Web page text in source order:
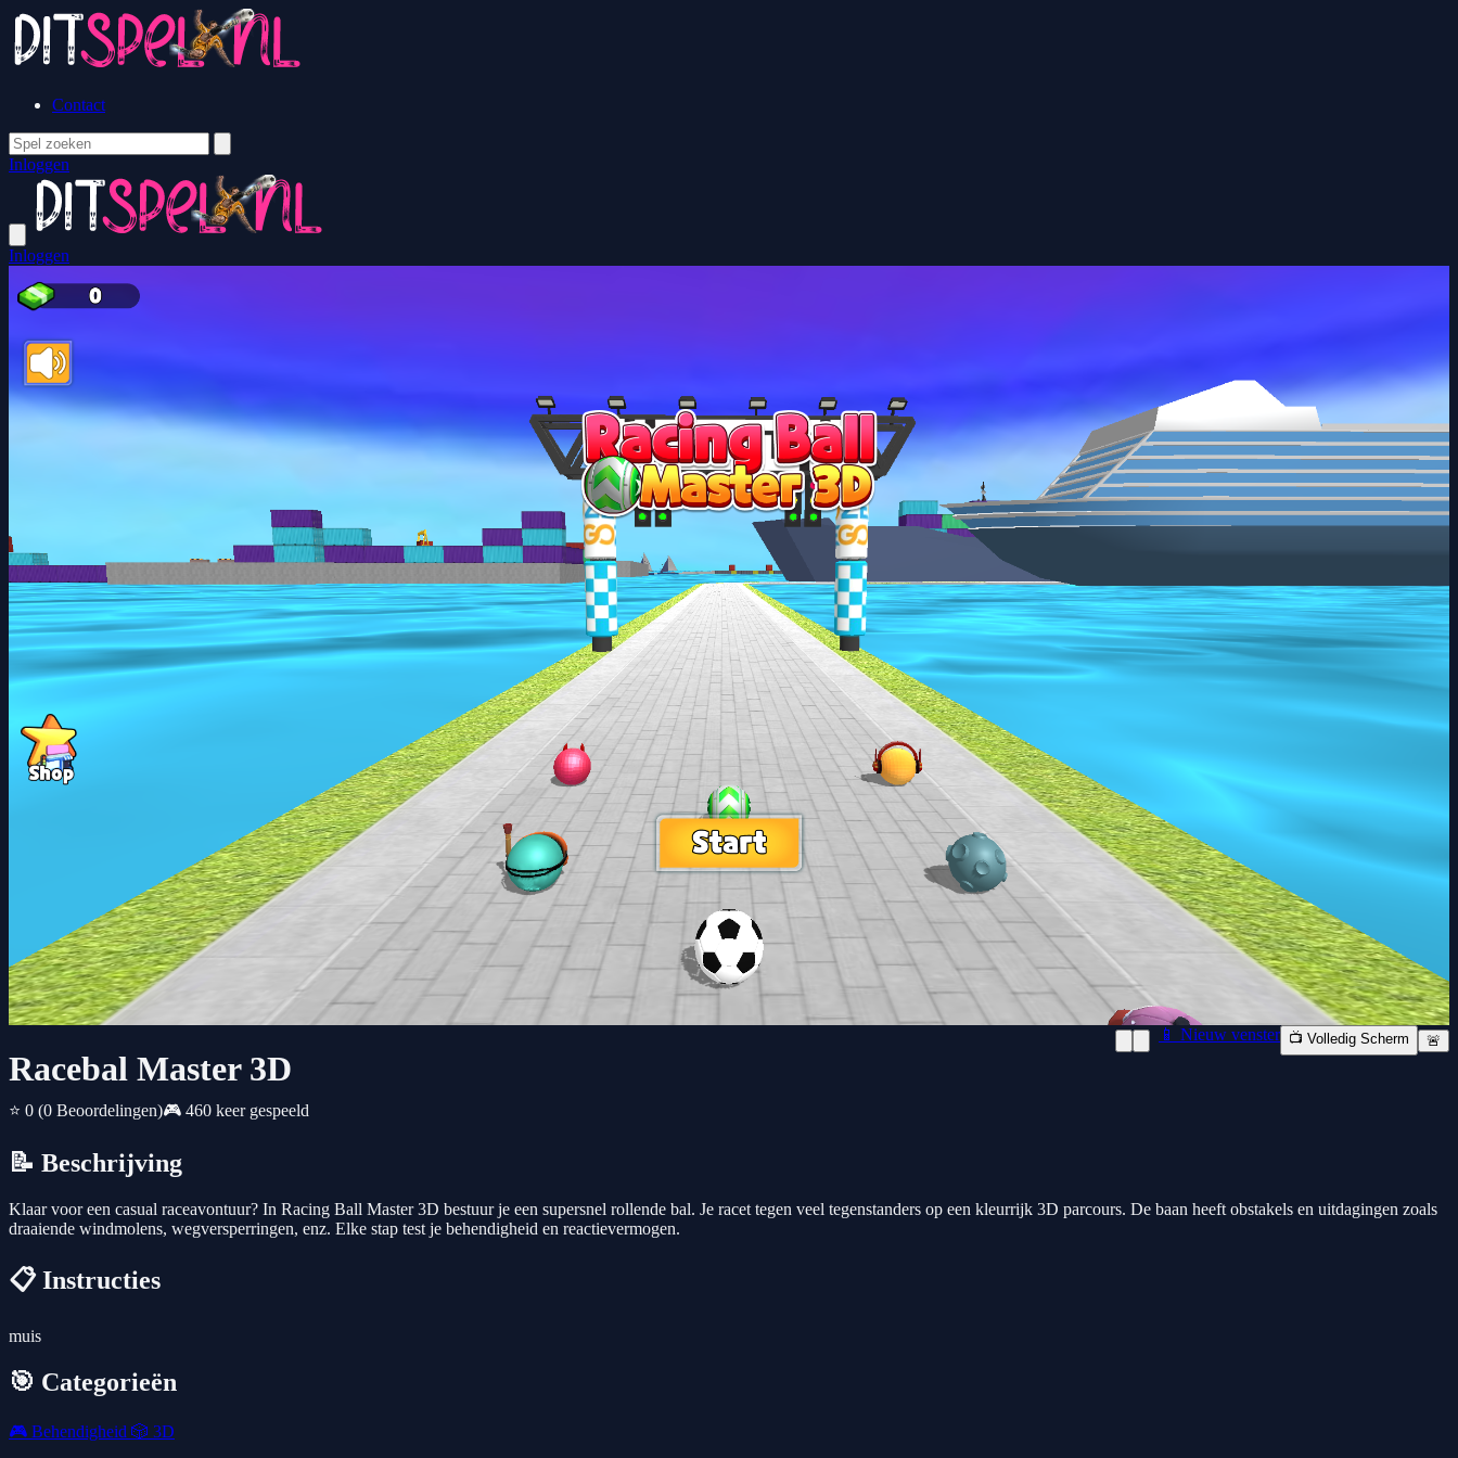
Contact
Inloggen
Inloggen
Racebal Master 3D
⭐ 0 (0 Beoordelingen)🎮 460 keer gespeeld
📱 Nieuw venster 📺 Volledig Scherm 🚨
📝 Beschrijving
Klaar voor een casual raceavontuur? In Racing Ball Master 3D bestuur je een supersnel rollende bal. Je racet tegen veel tegenstanders op een kleurrijk 3D parcours. De baan heeft obstakels en uitdagingen zoals
draaiende windmolens, wegversperringen, enz. Elke stap test je behendigheid en reactievermogen.
📋 Instructies
muis
🎯 Categorieën
🎮 Behendigheid 🎲 3D